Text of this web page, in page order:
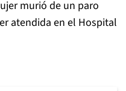
murió de un paro
atendida en el Hospital